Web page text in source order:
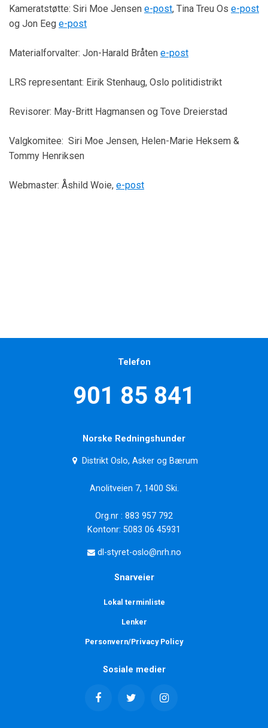
Kameratstøtte: Siri Moe Jensen e-post, Tina Treu Os e-post
og Jon Eeg e-post
Materialforvalter: Jon-Harald Bråten e-post
LRS representant: Eirik Stenhaug, Oslo politidistrikt
Revisorer: May-Britt Hagmansen og Tove Dreierstad
Valgkomitee: Siri Moe Jensen, Helen-Marie Heksem &
Tommy Henriksen
Webmaster: Åshild Woie, e-post
Telefon
901 85 841
Norske Redningshunder
Distrikt Oslo, Asker og Bærum
Anolitveien 7, 1400 Ski.
Org.nr : 883 957 792
Kontonr: 5083 06 45931
dl-styret-oslo@nrh.no
Snarveier
Lokal terminliste
Lenker
Personvern/Privacy Policy
Sosiale medier